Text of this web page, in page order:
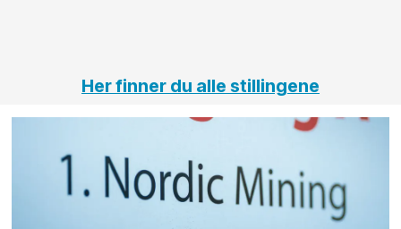
Her finner du alle stillingene